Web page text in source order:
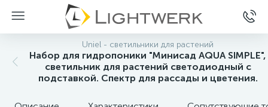
Uniel - светильники для растений
Набор для гидропоники "Минисад AQUA SIMPLE",
светильник для растений светодиодный с
подставкой. Спектр для рассады и цветения.